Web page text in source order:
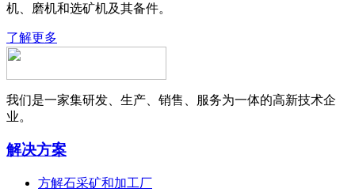
机、磨机和选矿机及其备件。
了解更多
我们是一家集研发、生产、销售、服务为一体的高新技术企
业。
解决方案
方解石采矿和加工厂